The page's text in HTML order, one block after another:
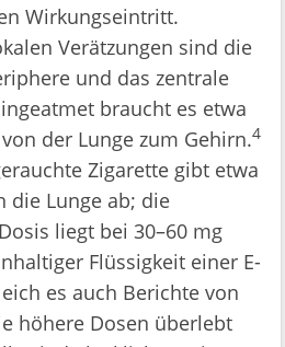
Wirkungseintritt.
Verätzungen sind die
und das zentrale
braucht es etwa
der Lunge zum Gehirn.4
Zigarette gibt etwa
die Lunge ab; die
liegt bei 30–60 mg
Flüssigkeit einer E-
es auch Berichte von
höhere Dosen überlebt